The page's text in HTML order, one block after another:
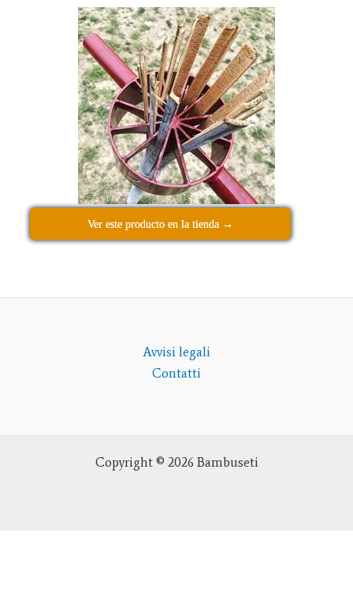
Ver este producto en la tienda →
Avvisi legali
Contatti
Copyright © 2026 Bambuseti